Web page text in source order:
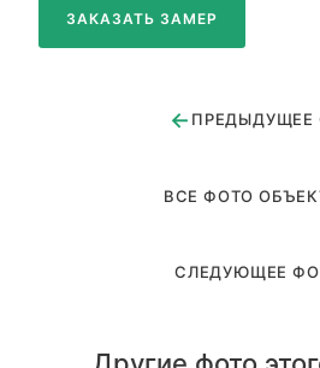
ЗАКАЗАТЬ ЗАМЕР
← ПРЕДЫДУЩЕЕ
ВСЕ ФОТО
СЛЕДУЮЩЕЕ
Королев ул. Кутузова 1